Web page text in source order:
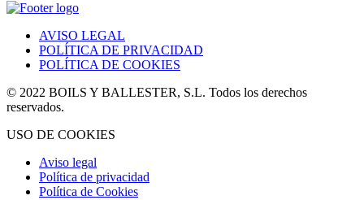
AVISO LEGAL
POLÍTICA DE PRIVACIDAD
POLÍTICA DE COOKIES
© 2022 BOILS Y BALLESTER, S.L. Todos los derechos
reservados.
USO DE COOKIES
Aviso legal
Política de privacidad
Política de Cookies